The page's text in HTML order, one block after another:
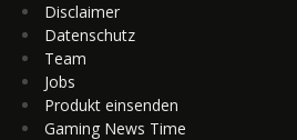
Disclaimer
Datenschutz
Team
Jobs
Produkt einsenden
Gaming News Time